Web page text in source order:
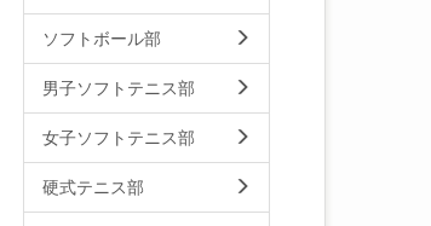
ソフトボール部
男子ソフトテニス部
女子ソフトテニス部
硬式テニス部